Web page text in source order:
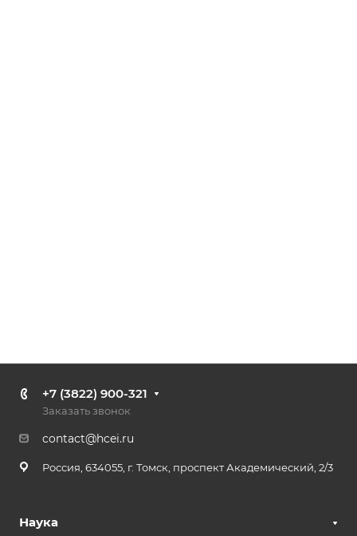
+7 (3822) 900-321
Заказать звонок
contact@hcei.ru
Россия, 634055, г. Томск, проспект Академический, 2/3
Наука